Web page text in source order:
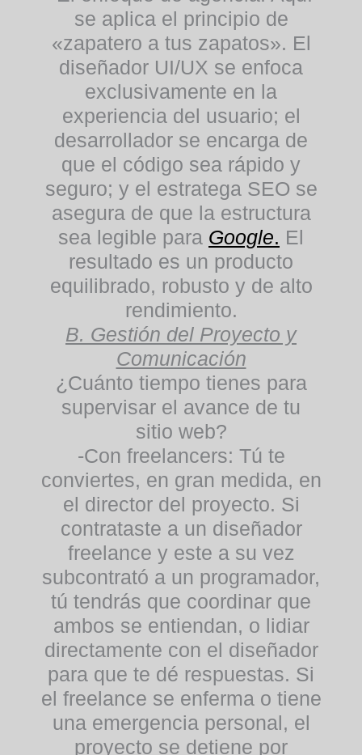
se aplica el principio de
«zapatero a tus zapatos». El
diseñador UI/UX se enfoca
exclusivamente en la
experiencia del usuario; el
desarrollador se encarga de
que el código sea rápido y
seguro; y el estratega SEO se
asegura de que la estructura
sea legible para Google. El
resultado es un producto
equilibrado, robusto y de alto
rendimiento.
B. Gestión del Proyecto y
Comunicación
¿Cuánto tiempo tienes para
supervisar el avance de tu
sitio web?
-Con freelancers: Tú te
conviertes, en gran medida, en
el director del proyecto. Si
contrataste a un diseñador
freelance y este a su vez
subcontrató a un programador,
tú tendrás que coordinar que
ambos se entiendan, o lidiar
directamente con el diseñador
para que te dé respuestas. Si
el freelance se enferma o tiene
una emergencia personal, el
proyecto se detiene por